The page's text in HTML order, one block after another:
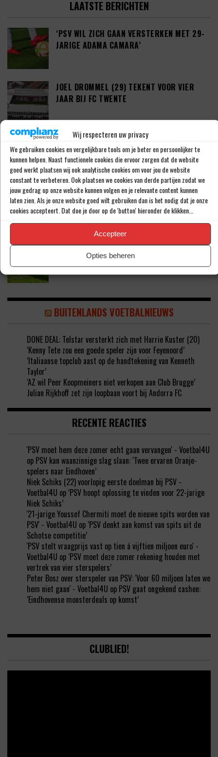
Wij respecteren uw privacy
We gebruiken cookies en vergelijkbare tools om je beter en persoonlijker te
kunnen helpen. Naast functionele cookies die ervoor zorgen dat de website
goed werkt plaatsen wij ook analytische cookies om voor jou de website
constant te verbeteren. Ook plaatsen we cookies van derde partijen zodat we
jouw gedrag op onze website kunnen volgen en je relevante content kunnen
laten zien. Als je onze website goed wilt gebruiken dan is het nodig dat je onze
cookies accepteert. Dat doe je door op de 'button' hieronder de klikken...
Accepteer
Opties beheren
LAATSTE BERICHTEN
‘PSV WIL ZICH GAAN VERSTERKEN MET 29-
JARIGE ADAMA CAMARA’
JOEL DROMMEL (29) TEKENT VOOR VIER
JAAR BIJ FC TWENTE
‘COUHAIB DRIOUECH ZOU EEN PRIMA
SPELER ZIJN VOOR FEYENOORD’
PETER BOSZ OVER ONTWIKKELINGEN BIJ
AJAX: ‘LIG BIBBEREND IN BED’
‘KODAI SANO DEZE ZOMER DAN TOCH VAN
NEC NAAR PSV’
BUITENLANDS VOETBALNIEUWS
DONE DEAL: Telstar versterkt zich met Harrie Kuster (20)
‘Kenny Tete zou een goede speler zijn voor Feyenoord’
‘Italiaanse topclub aast op de handtekening van Kenneth
Taylor’
‘AZ wil Peer Koopmeiners niet verkopen aan Club Brugge’
Julian Rijkhoff zet zijn loopbaan voort bij Andorra FC
RECENTE REACTIES
'PSV moet hem deze zomer echt gaan vervangen' - Voetbal4U
op PSV kan waanzinnige slag slaan: ‘Twee ervaren Oranje-
spelers naar Eindhoven’
Niek Schiks (22) voorlopig eerste doelman bij PSV -
Voetbal4U op ‘PSV hoopt oplossing te vinden voor 22-jarige
Niek Schiks’
'21-jarige Youssef Chermiti moet de nieuwe spits worden van
PSV' - Voetbal4U op ‘PSV denkt aan komst van spits uit de
Schotse competitie’
'PSV stelt vraagprijs vast op tien á vijftien miljoen euro' -
Voetbal4U op ‘PSV moet deze zomer rekening houden met
vertrek van vier sterspelers’
Peter Bosz over sterspeler van PSV: 'Voor 60 miljoen laten we
hem niet gaan' - Voetbal4U op PSV gaat ongekend cashen:
‘Eindhovense monsterdeals op komst’
CLUBLIED!